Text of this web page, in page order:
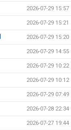
2026-07-29 15:57
2026-07-29 15:21
2026-07-29 15:20
2026-07-29 14:55
2026-07-29 10:22
2026-07-29 10:12
2026-07-29 07:49
2026-07-28 22:34
2026-07-27 19:44